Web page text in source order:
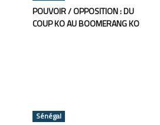
POUVOIR / OPPOSITION : DU
COUP KO AU BOOMERANG KO
Sénégal